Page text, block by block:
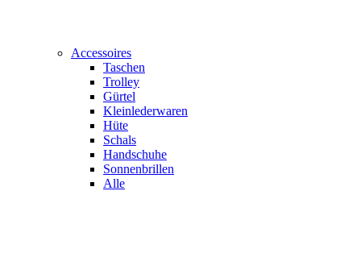
Accessoires
Taschen
Trolley
Gürtel
Kleinlederwaren
Hüte
Schals
Handschuhe
Sonnenbrillen
Alle